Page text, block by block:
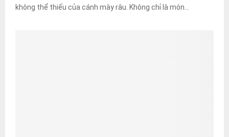
không thể thiếu của cánh mày râu. Không chỉ là món...